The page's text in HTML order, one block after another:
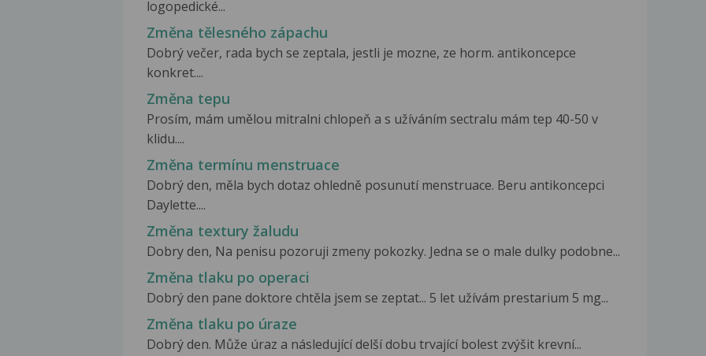
logopedické...
Změna tělesného zápachu
Dobrý večer, rada bych se zeptala, jestli je mozne, ze horm. antikoncepce
konkret....
Změna tepu
Prosím, mám umělou mitralni chlopeň a s užíváním sectralu mám tep 40-50 v
klidu....
Změna termínu menstruace
Dobrý den, měla bych dotaz ohledně posunutí menstruace. Beru antikoncepci
Daylette....
Změna textury žaludu
Dobry den, Na penisu pozoruji zmeny pokozky. Jedna se o male dulky podobne...
Změna tlaku po operaci
Dobrý den pane doktore chtěla jsem se zeptat... 5 let užívám prestarium 5 mg...
Změna tlaku po úraze
Dobrý den. Může úraz a následující delší dobu trvající bolest zvýšit krevní...